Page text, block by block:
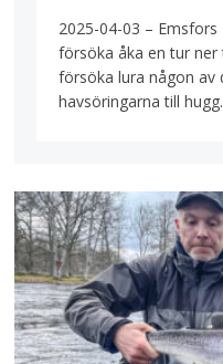
2025-04-03 –
försöka åka en tur
försöka lura någon av
havsöringarna till